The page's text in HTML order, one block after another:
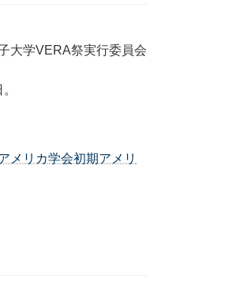
大学VERA祭実行委員会
メリカ学会初期アメリ